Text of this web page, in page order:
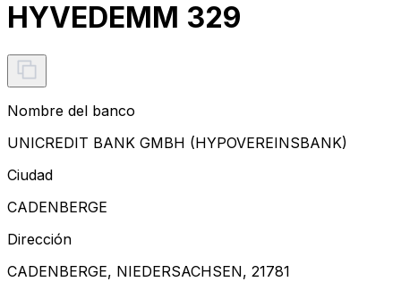
HYVEDEMM 329
Nombre del banco
UNICREDIT BANK GMBH (HYPOVEREINSBANK)
Ciudad
CADENBERGE
Dirección
CADENBERGE, NIEDERSACHSEN, 21781